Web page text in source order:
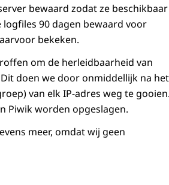
bewaard zodat ze
90 dagen bewaard voor
bekeken.
om de herleidbaarheid van
doen we door onmiddellijk na het
van elk IP-adres weg te
Piwik worden opgeslagen.
meer, omdat wij geen